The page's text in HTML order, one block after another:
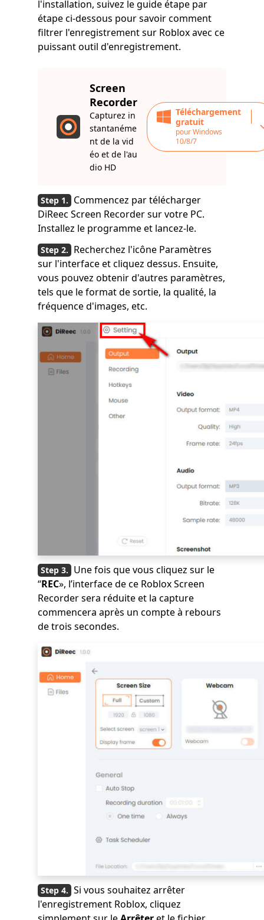
l'installation, suivez le guide étape par
étape ci-dessous pour savoir comment
filtrer l'enregistrement sur Roblox avec ce
puissant outil d'enregistrement.
Screen
Recorder
Capturez in
stantanéme
nt de la vid
éo et de l'au
dio HD
Téléchargement
gratuit
pour Windows
10/8/7
Commencez par télécharger
DiReec Screen Recorder sur votre PC.
Installez le programme et lancez-le.
Recherchez l'icône Paramètres
sur l'interface et cliquez dessus. Ensuite,
vous pouvez obtenir d'autres paramètres,
tels que le format de sortie, la qualité, la
fréquence d'images, etc.
Une fois que vous cliquez sur le
“REC», l’interface de ce Roblox Screen
Recorder sera réduite et la capture
commencera après un compte à rebours
de trois secondes.
Si vous souhaitez arrêter
l'enregistrement Roblox, cliquez